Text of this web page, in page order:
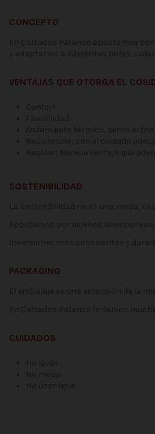
CONCEPTO
VENTAJAS QUE OTORGA EL
Resolar; tiene la ventaja que
SOSTENIBILIDAD
PACKAGING
CUIDADOS